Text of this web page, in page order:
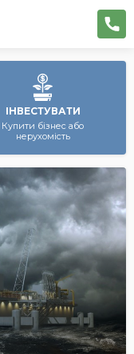
ІНВЕСТУВАТИ
Купити бізнес або
нерухомість